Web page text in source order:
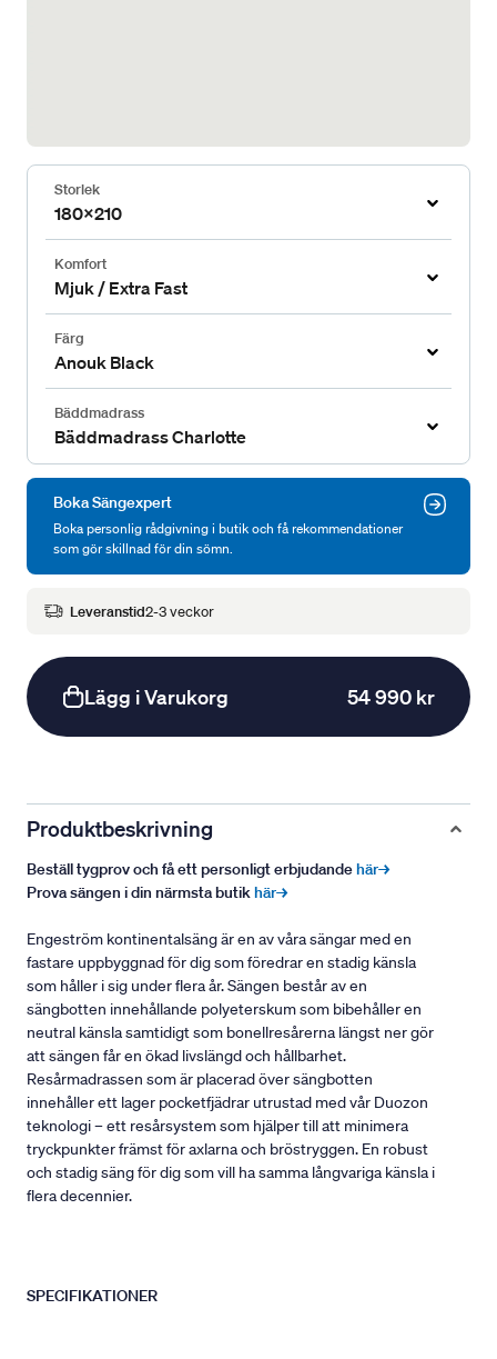
Storlek
180x210
Komfort
Mjuk / Extra Fast
Färg
Anouk Black
Bäddmadrass
Bäddmadrass Charlotte
Boka Sängexpert
Boka personlig rådgivning i butik och få rekommendationer
som gör skillnad för din sömn.
Leveranstid2-3 veckor
Lägg i Varukorg 54 990 kr
Produktbeskrivning
Beställ tygprov och få ett personligt erbjudandehär→
Prova sängen i din närmsta butikhär→
Engeström kontinentalsäng är en av våra sängar med en
fastare uppbyggnad för dig som föredrar en stadig känsla
som håller i sig under flera år. Sängen består av en
sängbotten innehållande polyeterskum som bibehåller en
neutral känsla samtidigt som bonellresårerna längst ner gör
att sängen får en ökad livslängd och hållbarhet.
Resårmadrassen som är placerad över sängbotten
innehåller ett lager pocketfjädrar utrustad med vår Duozon
teknologi – ett resårsystem som hjälper till att minimera
tryckpunkter främst för axlarna och bröstryggen. En robust
och stadig säng för dig som vill ha samma långvariga känsla i
flera decennier.
SPECIFIKATIONER